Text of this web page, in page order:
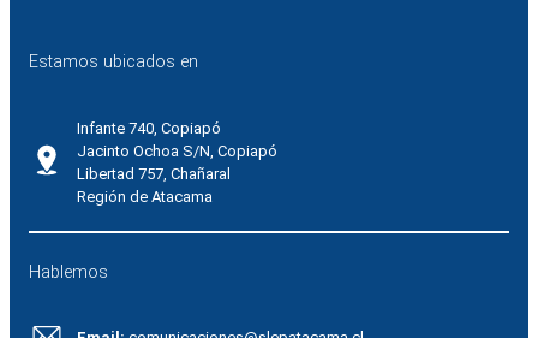
Estamos ubicados en
Infante 740, Copiapó
Jacinto Ochoa S/N, Copiapó
Libertad 757, Chañaral
Región de Atacama
Hablemos